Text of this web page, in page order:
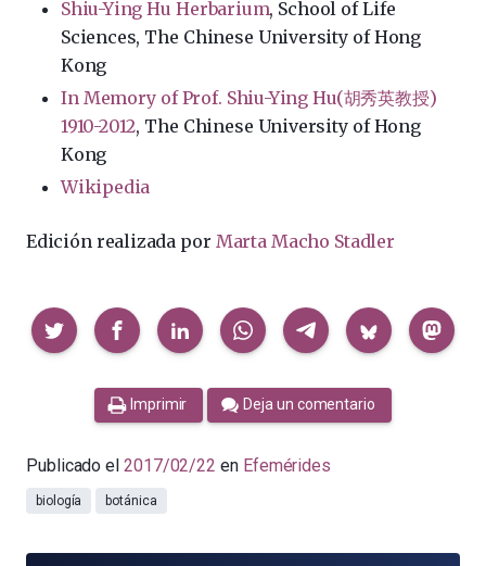
Shiu-Ying Hu Herbarium, School of Life
Sciences, The Chinese University of Hong
Kong
In Memory of Prof. Shiu-Ying Hu(胡秀英教授)
1910-2012, The Chinese University of Hong
Kong
Wikipedia
Edición realizada por Marta Macho Stadler
Compartir
Imprimir Deja un comentario
Publicado el 2017/02/22 en Efemérides
biología botánica